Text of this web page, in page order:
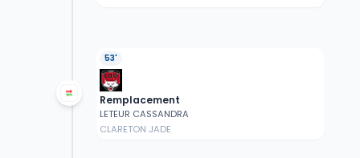
53'
Remplacement
LETEUR CASSANDRA
CLARETON JADE